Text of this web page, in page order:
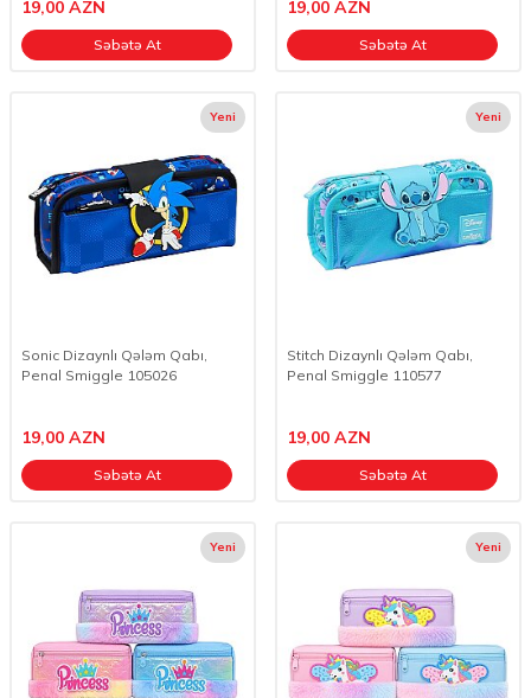
19,00 AZN
Səbətə At
19,00 AZN
Səbətə At
Yeni
Sonic Dizaynlı Qələm Qabı,
Penal Smiggle 105026
19,00 AZN
Səbətə At
Yeni
Stitch Dizaynlı Qələm Qabı,
Penal Smiggle 110577
19,00 AZN
Səbətə At
Yeni Yeni